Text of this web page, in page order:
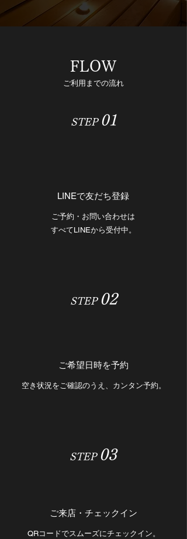
FLOW
ご利用までの流れ
STEP 01
LINEで友だち登録
ご予約・お問い合わせは
すべてLINEから受付中。
STEP 02
ご希望日時を予約
空き状況をご確認のうえ、カンタン予約。
STEP 03
ご来店・チェックイン
QRコードでスムーズにチェックイン。